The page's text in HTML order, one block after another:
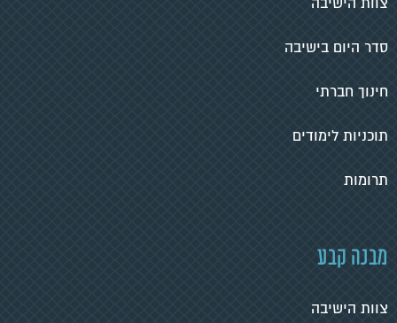
סדר היום בישיבה
חינוך חברתי
תוכניות לימודים
תרומות
מבנה קבע
צוות הישיבה